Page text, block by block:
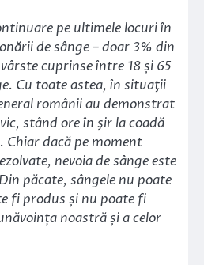
pe ultimele locuri în
de sânge – doar 3% din
cuprinse între 18 și 65
Cu toate astea, în situaţii
românii au demonstrat
stând ore în şir la coadă
Chiar dacă pe moment
nevoia de sânge este
păcate, sângele nu poate
fi produs și nu poate fi
noastră și a celor